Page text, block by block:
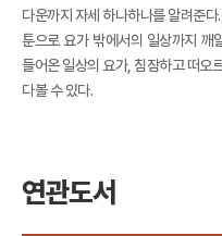
다운까지 자세 하나하나를 알려준
툰으로 요가 밖에서의 일상까지 깨
들어온 일상의 요가, 침잠하고 떠오
다볼 수 있다.
연관도서